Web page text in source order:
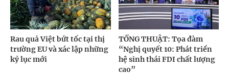
Rau quả Việt bứt tốc tại thị
trường EU và xác lập những
kỷ lục mới
TỔNG THUẬT: Tọa đàm
“Nghị quyết 10: Phát triển
hệ sinh thái FDI chất lượng
cao”